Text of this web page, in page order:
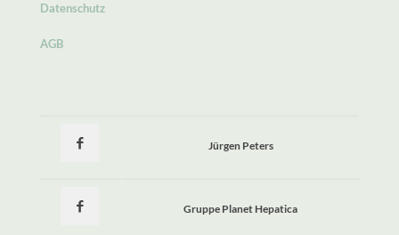
Datenschutz
AGB
Jürgen Peters
Gruppe Planet Hepatica